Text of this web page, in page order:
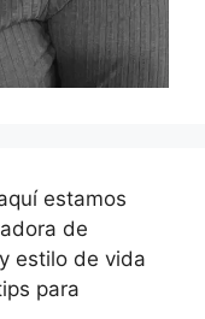
estamos
de
estilo de vida
para